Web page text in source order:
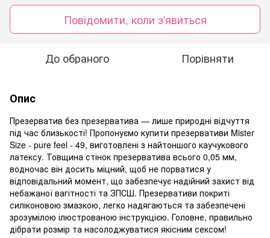
Повідомити, коли з'явиться
До обраного Порівняти
Опис
Презерватив без презерватива — лише природні відчуття
під час близькості! Пропонуємо купити презервативи Mister
Size - pure feel - 49, виготовлені з найтоншого каучукового
латексу. Товщина стінок презерватива всього 0,05 мм,
водночас він досить міцний, щоб не порватися у
відповідальний момент, що забезпечує надійний захист від
небажаної вагітності та ЗПСШ. Презервативи покриті
силіконовою змазкою, легко надягаються та забезпечені
зрозумілою ілюстрованою інструкцією. Головне, правильно
дібрати розмір та насолоджуватися якісним сексом!